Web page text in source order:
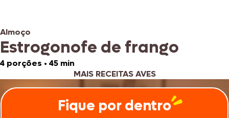
Almoço
Estrogonofe de frango
4 porções • 45 min
MAIS RECEITAS AVES
Fique por dentro